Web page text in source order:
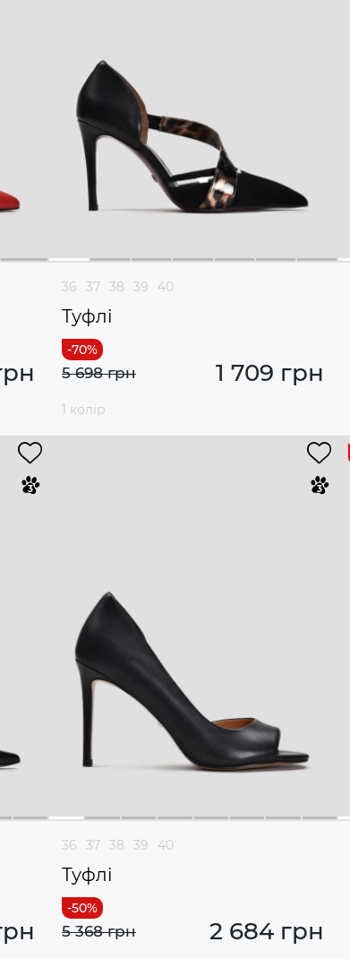
36 37 38 39 40
Туфлі
1 709 грн
5 698 грн
1 колір
36 37 38 39 40
Туфлі
2 684 грн
5 368 грн